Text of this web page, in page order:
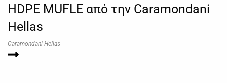
HDPE MUFLE από την Caramondani
Hellas
Caramondani Hellas